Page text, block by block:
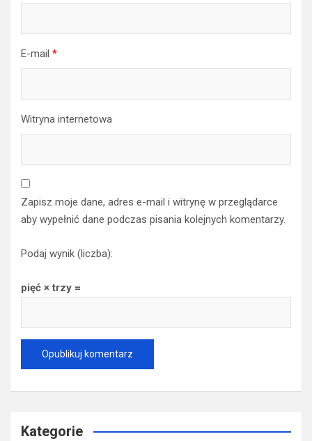
E-mail *
Witryna internetowa
Zapisz moje dane, adres e-mail i witrynę w przeglądarce
aby wypełnić dane podczas pisania kolejnych komentarzy.
Podaj wynik (liczba):
pięć × trzy =
Kategorie